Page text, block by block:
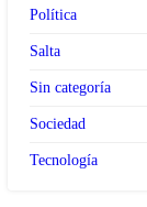
Política
Salta
Sin categoría
Sociedad
Tecnología